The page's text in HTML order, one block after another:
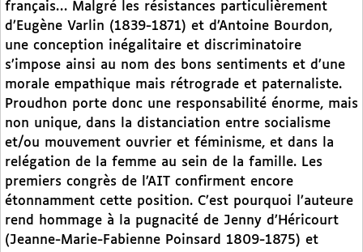
français… Malgré les résistances particulièrement
d’Eugène Varlin (1839-1871) et d’Antoine Bourdon,
une conception inégalitaire et discriminatoire
s’impose ainsi au nom des bons sentiments et d’une
morale empathique mais rétrograde et paternaliste.
Proudhon porte donc une responsabilité énorme, mais
non unique, dans la distanciation entre socialisme
et/ou mouvement ouvrier et féminisme, et dans la
relégation de la femme au sein de la famille. Les
premiers congrès de l’AIT confirment encore
étonnamment cette position. C’est pourquoi l’auteure
rend hommage à la pugnacité de Jenny d’Héricourt
(Jeanne-Marie-Fabienne Poinsard 1809-1875) et